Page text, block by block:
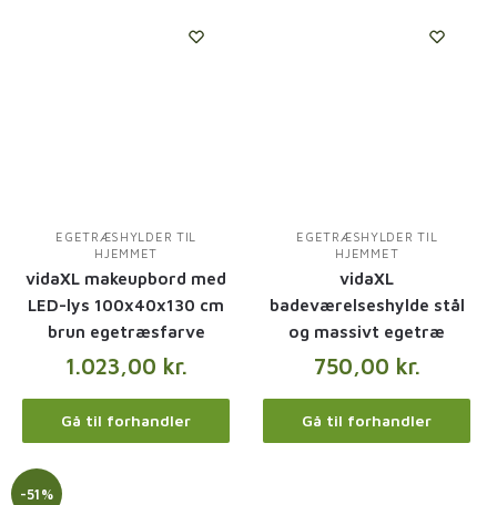
EGETRÆSHYLDER TIL
HJEMMET
vidaXL makeupbord med
LED-lys 100x40x130 cm
brun egetræsfarve
1.023,00 kr.
Gå til forhandler
EGETRÆSHYLDER TIL
HJEMMET
vidaXL
badeværelseshylde stål
og massivt egetræ
750,00 kr.
Gå til forhandler
-51%